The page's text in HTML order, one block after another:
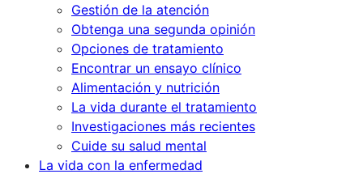
Gestión de la atención
Obtenga una segunda opinión
Opciones de tratamiento
Encontrar un ensayo clínico
Alimentación y nutrición
La vida durante el tratamiento
Investigaciones más recientes
Cuide su salud mental
La vida con la enfermedad